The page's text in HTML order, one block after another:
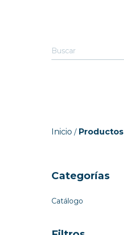
Inicio / Productos
Categorías
Catálogo